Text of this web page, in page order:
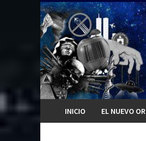
Saltar
al
contenido
INICIO EL NUEVO